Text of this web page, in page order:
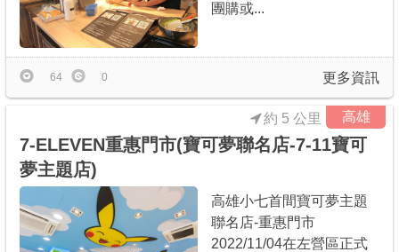
團購或...
更多資訊
64 0
高雄
7-ELEVEN重惠門市(寶可夢聯名店-7-11寶可
夢主題店)
約 5 公里
高雄小七首間寶可夢主題
聯名店-重惠門市
2022/11/04在左營區正式